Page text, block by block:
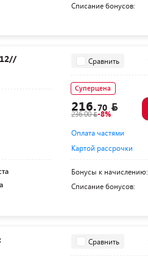
Списание бонусов:
Сравнить
Суперцена
216.70
236.00 -8%
Оплата частями
Картой рассрочки
Бонусы к начислению:
Списание бонусов:
Сравнить